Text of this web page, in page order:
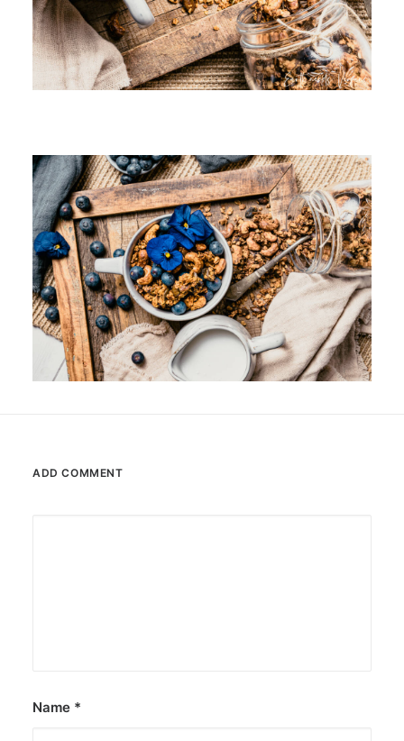
ADD COMMENT
Name *